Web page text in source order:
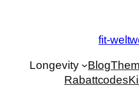
fit-
Longevity Blog
Rabattcodes